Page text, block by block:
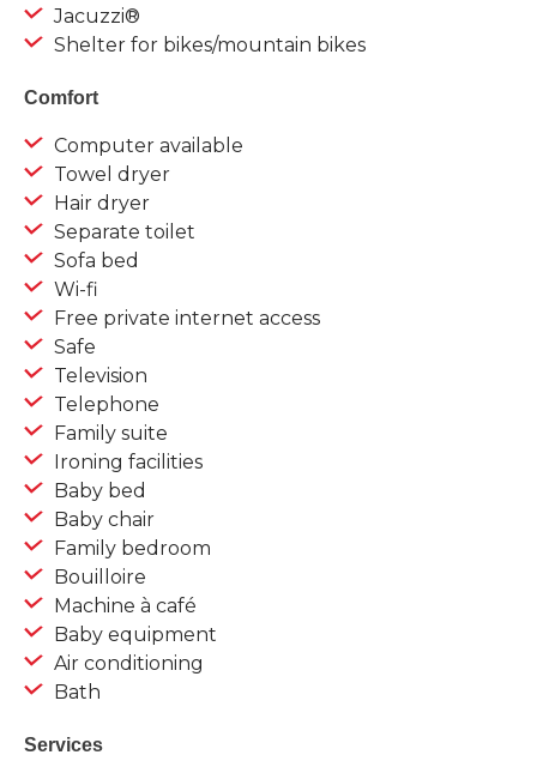
Jacuzzi®
Shelter for bikes/mountain bikes
Comfort
Computer available
Towel dryer
Hair dryer
Separate toilet
Sofa bed
Wi-fi
Free private internet access
Safe
Television
Telephone
Family suite
Ironing facilities
Baby bed
Baby chair
Family bedroom
Bouilloire
Machine à café
Baby equipment
Air conditioning
Bath
Services